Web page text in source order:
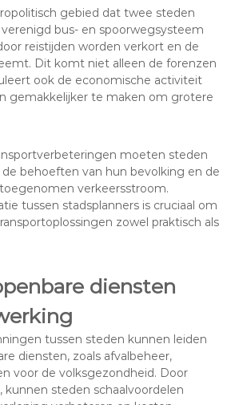
gebied dat twee steden
bus- en spoorwegsysteem
reistijden worden verkort en de
Dit komt niet alleen de forenzen
ook de economische activiteit
gemakkelijker te maken om grotere
moeten steden
behoeften van hun bevolking en de
verkeersstroom.
tussen stadsplanners is cruciaal om
zowel praktisch als
diensten
tussen steden kunnen leiden
diensten, zoals afvalbeheer,
voor de volksgezondheid. Door
steden schaalvoordelen